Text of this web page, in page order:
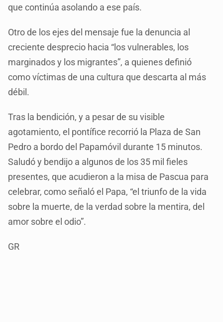
que continúa asolando a ese país.
Otro de los ejes del mensaje fue la denuncia al
creciente desprecio hacia “los vulnerables, los
marginados y los migrantes”, a quienes definió
como víctimas de una cultura que descarta al más
débil.
Tras la bendición, y a pesar de su visible
agotamiento, el pontífice recorrió la Plaza de San
Pedro a bordo del Papamóvil durante 15 minutos.
Saludó y bendijo a algunos de los 35 mil fieles
presentes, que acudieron a la misa de Pascua para
celebrar, como señaló el Papa, “el triunfo de la vida
sobre la muerte, de la verdad sobre la mentira, del
amor sobre el odio”.
GR